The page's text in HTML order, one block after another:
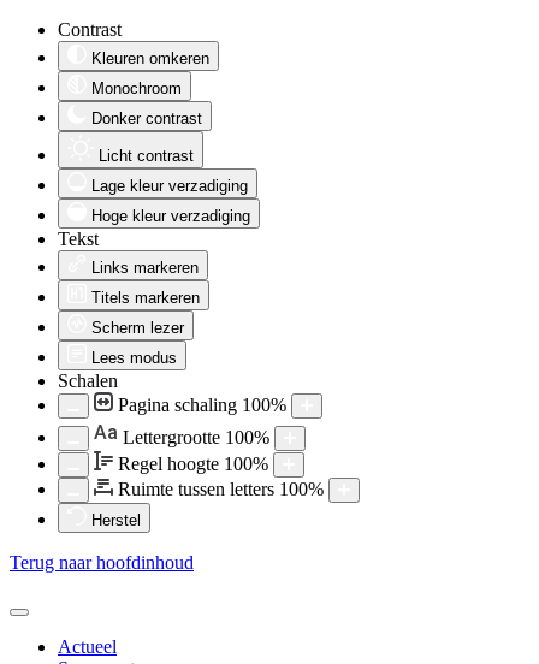
Contrast
Kleuren omkeren
Monochroom
Donker contrast
Licht contrast
Lage kleur verzadiging
Hoge kleur verzadiging
Tekst
Links markeren
Titels markeren
Scherm lezer
Lees modus
Schalen
Pagina schaling 100%
Aa Lettergrootte 100%
Regel hoogte 100%
Ruimte tussen letters 100%
Herstel
Terug naar hoofdinhoud
Actueel